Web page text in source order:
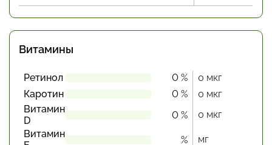
Витамины
Ретинол 0 %
0 мкг
Каротин
0 %
0 мкг
Витамин
D
0 %
0 мкг
Витамин
%
мг